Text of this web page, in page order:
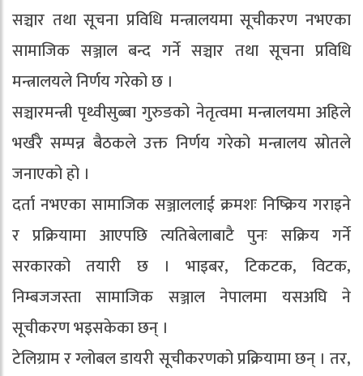
सञ्चार तथा सूचना प्रविधि मन्त्रालयमा सूचीकरण नभएका
सामाजिक सञ्जाल बन्द गर्ने सञ्चार तथा सूचना प्रविधि
मन्त्रालयले निर्णय गरेको छ ।
सञ्चारमन्त्री पृथ्वीसुब्बा गुरुङको नेतृत्वमा मन्त्रालयमा अहिले
भर्खरै सम्पन्न बैठकले उक्त निर्णय गरेको मन्त्रालय स्रोतले
जनाएको हो ।
दर्ता नभएका सामाजिक सञ्जाललाई क्रमशः निष्क्रिय गराइने
र प्रक्रियामा आएपछि त्यतिबेलाबाटै पुनः सक्रिय गर्ने
सरकारको तयारी छ । भाइबर, टिकटक, विटक,
निम्बजजस्ता सामाजिक सञ्जाल नेपालमा यसअघि ने
सूचीकरण भइसकेका छन् ।
टेलिग्राम र ग्लोबल डायरी सूचीकरणको प्रक्रियामा छन् । तर,